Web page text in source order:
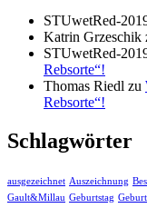
STUwetRed-
Katrin Grzeschik
STUwetRed-
Rebsorte“!
Thomas Riedl zu
Rebsorte“!
Schlagwörter
ausgezeichnet Auszeichnung
Gault&Millau Geburtstag